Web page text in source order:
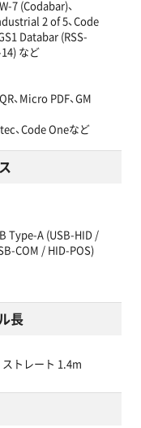
7 (Codabar)、
2 of 5、Code
Databar (RSS-
14) など
、Micro PDF、GM
、Code Oneなど
Type-A (USB-HID /
COM / HID-POS)
長
ストレート 1.4m